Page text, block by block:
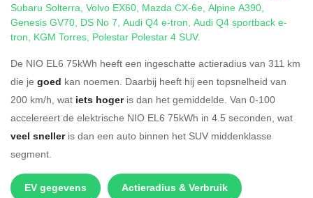
Subaru Solterra, Volvo EX60, Mazda CX-6e, Alpine A390,
Genesis GV70, DS No 7, Audi Q4 e-tron, Audi Q4 sportback e-
tron, KGM Torres, Polestar Polestar 4 SUV.
De NIO EL6 75kWh heeft een ingeschatte actieradius van 311 km
die je goed kan noemen. Daarbij heeft hij een topsnelheid van
200 km/h, wat iets hogeris dan het gemiddelde. Van 0-100
accelereert de elektrische NIO EL6 75kWh in 4.5 seconden, wat
veel snelleris dan een auto binnen het SUV middenklasse
segment.
EV gegevens Actieradius & Verbruik